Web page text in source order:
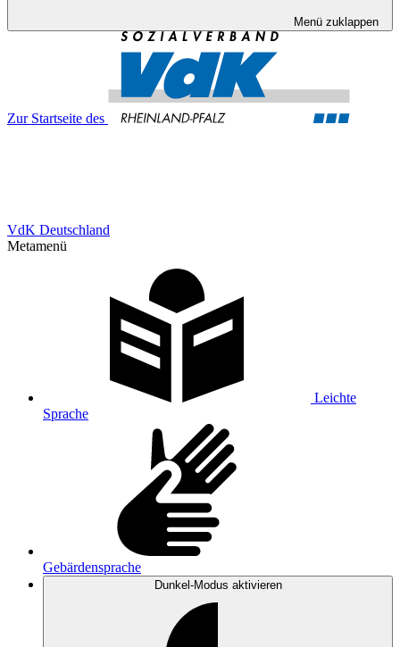
Menü zuklappen
Zur Startseite des
VdK Deutschland
Metamenü
Leichte
Sprache
Gebärdensprache
Dunkel-Modus aktivieren